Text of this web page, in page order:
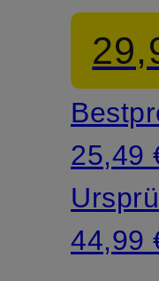
25,49
44,99